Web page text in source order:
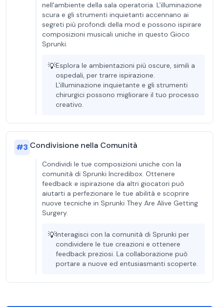
nell'ambiente della sala operatoria. L'illuminazione
scura e gli strumenti inquietanti accennano ai
segreti più profondi della mod e possono ispirare
composizioni musicali uniche in questo Gioco
Sprunki.
💡Esplora le ambientazioni più oscure, simili a
ospedali, per trarre ispirazione.
L'illuminazione inquietante e gli strumenti
chirurgici possono migliorare il tuo processo
creativo.
#3 Condivisione nella Comunità
Condividi le tue composizioni uniche con la
comunità di Sprunki Incredibox. Ottenere
feedback e ispirazione da altri giocatori può
aiutarti a perfezionare le tue abilità e scoprire
nuove tecniche in Sprunki They Are Alive Getting
Surgery.
💡Interagisci con la comunità di Sprunki per
condividere le tue creazioni e ottenere
feedback preziosi. La collaborazione può
portare a nuove ed entusiasmanti scoperte.